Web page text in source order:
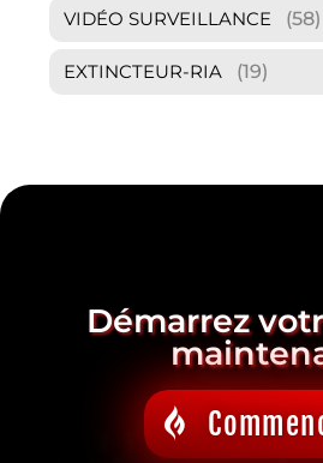
VIDÉO SURVEILLANCE (58)
EXTINCTEUR-RIA (19)
Démarrez